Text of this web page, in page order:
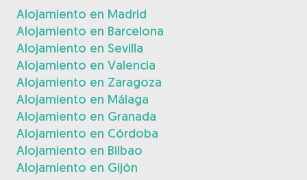
Alojamiento en Madrid
Alojamiento en Barcelona
Alojamiento en Sevilla
Alojamiento en Valencia
Alojamiento en Zaragoza
Alojamiento en Málaga
Alojamiento en Granada
Alojamiento en Córdoba
Alojamiento en Bilbao
Alojamiento en Gijón